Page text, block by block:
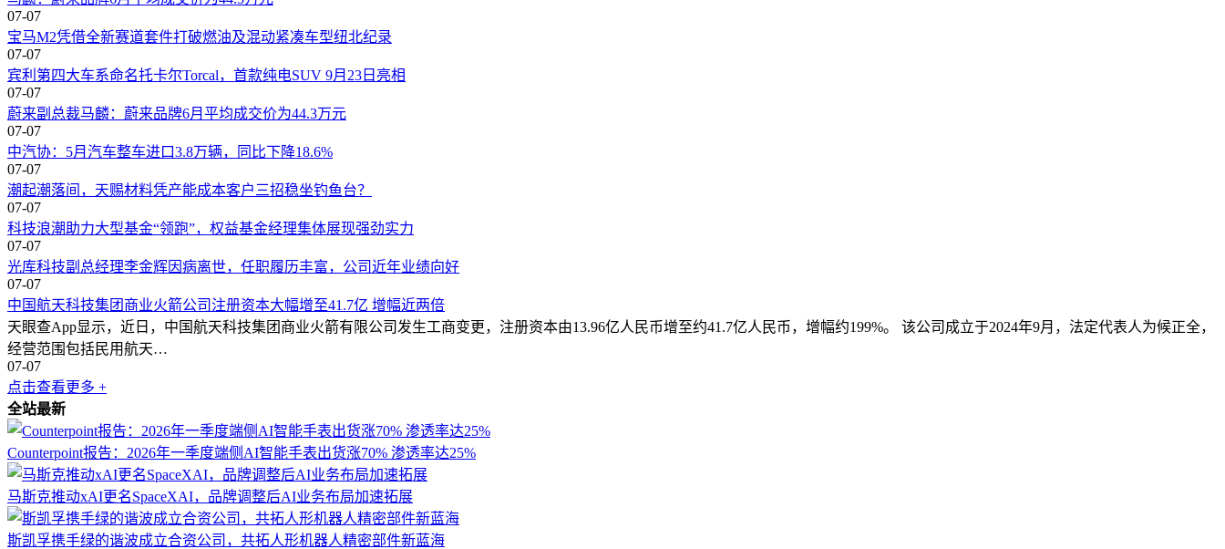
07-07
宝马M2凭借全新赛道套件打破燃油及混动紧凑车型纽北纪录
07-07
宾利第四大车系命名托卡尔Torcal，首款纯电SUV 9月23日亮相
07-07
蔚来副总裁马麟：蔚来品牌6月平均成交价为44.3万元
07-07
中汽协：5月汽车整车进口3.8万辆，同比下降18.6%
07-07
潮起潮落间，天赐材料凭产能成本客户三招稳坐钓鱼台？
07-07
科技浪潮助力大型基金“领跑”，权益基金经理集体展现强劲实力
07-07
光库科技副总经理李金辉因病离世，任职履历丰富，公司近年业绩向好
07-07
中国航天科技集团商业火箭公司注册资本大幅增至41.7亿 增幅近两倍
天眼查App显示，近日，中国航天科技集团商业火箭有限公司发生工商变更，注册资本由13.96亿人民币增至约41.7亿人民币，增幅约199%。 该公司成立于2024年9月，法定代表人为候正全，
经营范围包括民用航天…
07-07
点击查看更多 +
全站最新
Counterpoint报告：2026年一季度端侧AI智能手表出货涨70% 渗透率达25%
马斯克推动xAI更名SpaceXAI，品牌调整后AI业务布局加速拓展
斯凯孚携手绿的谐波成立合资公司，共拓人形机器人精密部件新蓝海